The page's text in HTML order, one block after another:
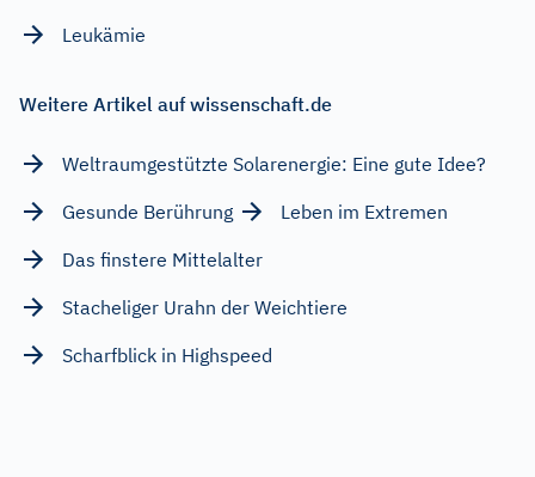
Leukämie
Weitere Artikel auf wissenschaft.de
Weltraumgestützte Solarenergie: Eine gute Idee?
Gesunde Berührung
Leben im Extremen
Das finstere Mittelalter
Stacheliger Urahn der Weichtiere
Scharfblick in Highspeed